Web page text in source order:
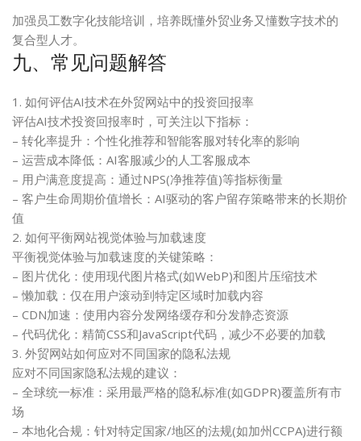
加强员工数字化技能培训，培养既懂外贸业务又懂数字技术的
复合型人才。
九、常见问题解答
1. 如何评估AI技术在外贸网站中的投资回报率
评估AI技术投资回报率时，可关注以下指标：
– 转化率提升：个性化推荐和智能客服对转化率的影响
– 运营成本降低：AI客服减少的人工客服成本
– 用户满意度提高：通过NPS(净推荐值)等指标衡量
– 客户生命周期价值增长：AI驱动的客户留存策略带来的长期价
值
2. 如何平衡网站视觉体验与加载速度
平衡视觉体验与加载速度的关键策略：
– 图片优化：使用现代图片格式(如WebP)和图片压缩技术
– 懒加载：仅在用户滚动到特定区域时加载内容
– CDN加速：使用内容分发网络缓存和分发静态资源
– 代码优化：精简CSS和JavaScript代码，减少不必要的加载
3. 外贸网站如何应对不同国家的隐私法规
应对不同国家隐私法规的建议：
– 全球统一标准：采用最严格的隐私标准(如GDPR)覆盖所有市
场
– 本地化合规：针对特定国家/地区的法规(如加州CCPA)进行额